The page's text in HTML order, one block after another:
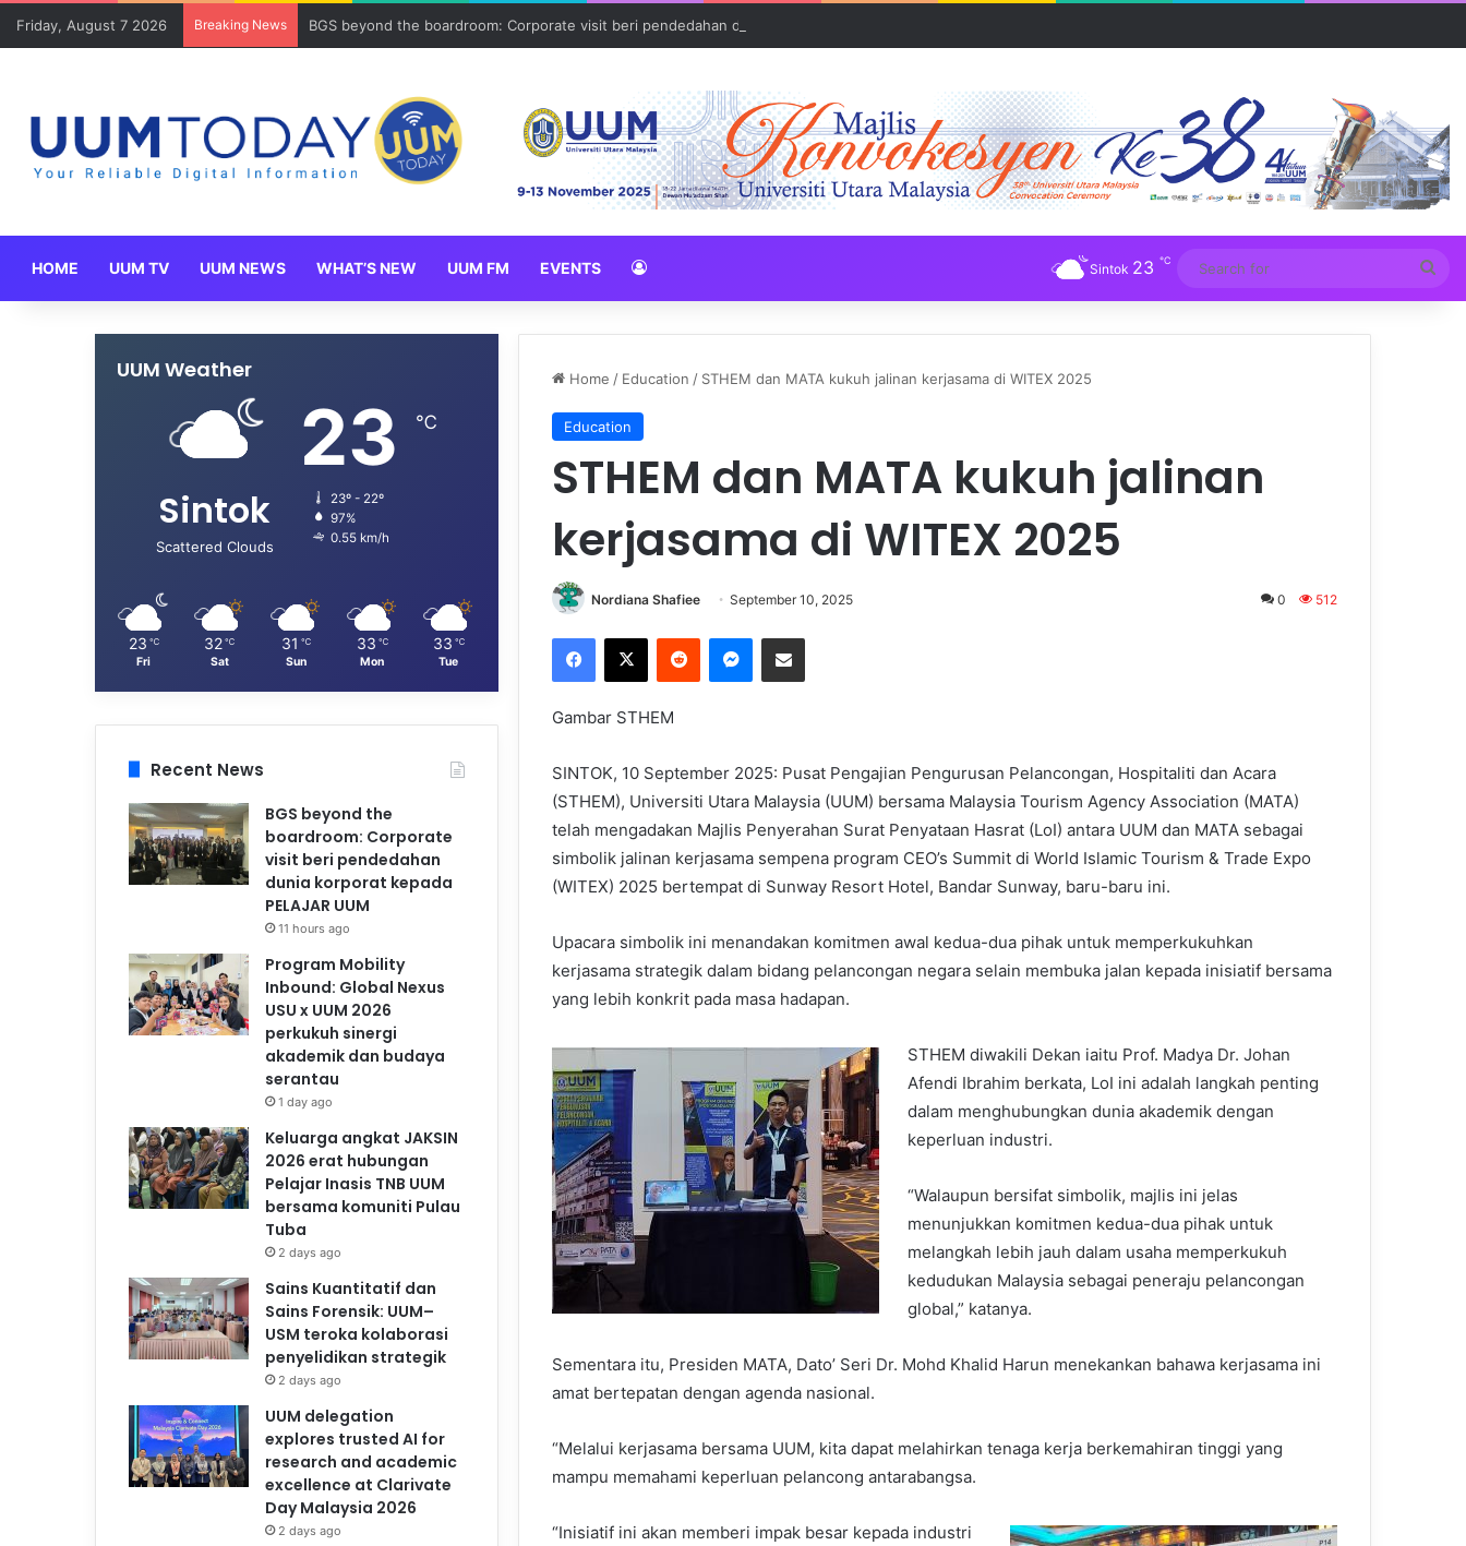
Friday, August 7 2026 Breaking News BGS beyond the boardroom: Corporate visit beri pendedahan dunia korporat kepada PELAJAR UUM
HOME UUM TV UUM NEWS WHAT’S NEW UUM FM EVENTS Sintok 23 ℃
for
Home / Education / STHEM dan MATA kukuh jalinan kerjasama di WITEX 2025
Education
STHEM dan MATA kukuh jalinan
kerjasama di WITEX 2025
Nordiana Shafiee September 10, 2025 0 512
Gambar STHEM
SINTOK, 10 September 2025: Pusat Pengajian Pengurusan Pelancongan, Hospitaliti dan Acara
(STHEM), Universiti Utara Malaysia (UUM) bersama Malaysia Tourism Agency Association (MATA)
telah mengadakan Majlis Penyerahan Surat Penyataan Hasrat (LoI) antara UUM dan MATA sebagai
simbolik jalinan kerjasama sempena program CEO’s Summit di World Islamic Tourism & Trade Expo
(WITEX) 2025 bertempat di Sunway Resort Hotel, Bandar Sunway, baru-baru ini.
Upacara simbolik ini menandakan komitmen awal kedua-dua pihak untuk memperkukuhkan
kerjasama strategik dalam bidang pelancongan negara selain membuka jalan kepada inisiatif bersama
yang lebih konkrit pada masa hadapan.
STHEM diwakili Dekan iaitu Prof. Madya Dr. Johan
Afendi Ibrahim berkata, LoI ini adalah langkah penting
dalam menghubungkan dunia akademik dengan
keperluan industri.
“Walaupun bersifat simbolik, majlis ini jelas
menunjukkan komitmen kedua-dua pihak untuk
melangkah lebih jauh dalam usaha memperkukuh
kedudukan Malaysia sebagai peneraju pelancongan
global,” katanya.
Sementara itu, Presiden MATA, Dato’ Seri Dr. Mohd Khalid Harun menekankan bahawa kerjasama ini
amat bertepatan dengan agenda nasional.
“Melalui kerjasama bersama UUM, kita dapat melahirkan tenaga kerja berkemahiran tinggi yang
mampu memahami keperluan pelancong antarabangsa.
“Inisiatif ini akan memberi impak besar kepada industri
UUM Weather
Sintok
Scattered Clouds
23 ℃
23º - 22º
97%
0.55 km/h
23 ℃
Fri
32 ℃
Sat
31 ℃
Sun
33 ℃
Mon
33 ℃
Tue
Recent News
BGS beyond the
boardroom: Corporate
visit beri pendedahan
dunia korporat kepada
PELAJAR UUM
11 hours ago
Program Mobility
Inbound: Global Nexus
USU x UUM 2026
perkukuh sinergi
akademik dan budaya
serantau
1 day ago
Keluarga angkat JAKSIN
2026 erat hubungan
Pelajar Inasis TNB UUM
bersama komuniti Pulau
Tuba
2 days ago
Sains Kuantitatif dan
Sains Forensik: UUM–
USM teroka kolaborasi
penyelidikan strategik
2 days ago
UUM delegation
explores trusted AI for
research and academic
excellence at Clarivate
Day Malaysia 2026
2 days ago